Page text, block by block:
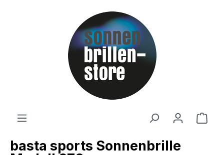
Zum Hauptinhalt springen
basta sports Sonnenbrille